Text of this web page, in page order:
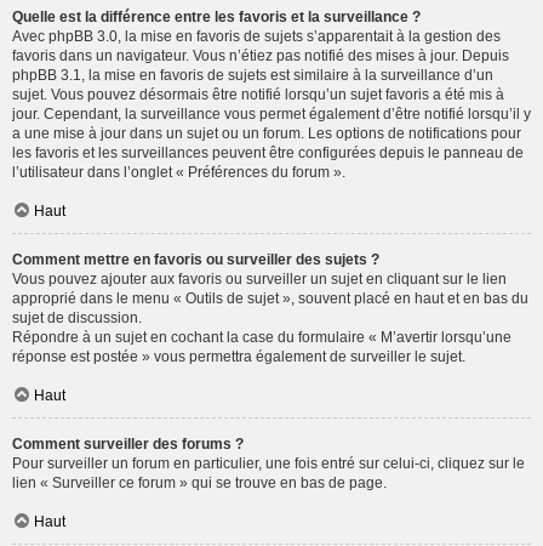
Quelle est la différence entre les favoris et la surveillance ?
Avec phpBB 3.0, la mise en favoris de sujets s’apparentait à la gestion des
favoris dans un navigateur. Vous n’étiez pas notifié des mises à jour. Depuis
phpBB 3.1, la mise en favoris de sujets est similaire à la surveillance d’un
sujet. Vous pouvez désormais être notifié lorsqu’un sujet favoris a été mis à
jour. Cependant, la surveillance vous permet également d’être notifié lorsqu’il y
a une mise à jour dans un sujet ou un forum. Les options de notifications pour
les favoris et les surveillances peuvent être configurées depuis le panneau de
l’utilisateur dans l’onglet « Préférences du forum ».
Haut
Comment mettre en favoris ou surveiller des sujets ?
Vous pouvez ajouter aux favoris ou surveiller un sujet en cliquant sur le lien
approprié dans le menu « Outils de sujet », souvent placé en haut et en bas du
sujet de discussion.
Répondre à un sujet en cochant la case du formulaire « M’avertir lorsqu’une
réponse est postée » vous permettra également de surveiller le sujet.
Haut
Comment surveiller des forums ?
Pour surveiller un forum en particulier, une fois entré sur celui-ci, cliquez sur le
lien « Surveiller ce forum » qui se trouve en bas de page.
Haut